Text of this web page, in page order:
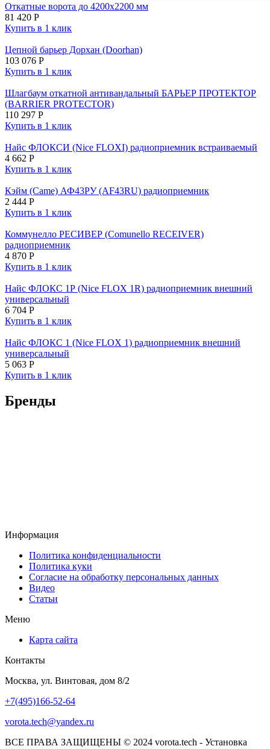
Откатные ворота до 4200х2200 мм
81 420 Р
Купить в 1 клик
Цепной барьер Дорхан (Doorhan)
103 076 Р
Купить в 1 клик
Шлагбаум откатной антивандальный БАРЬЕР ПРОТЕКТОР
(BARRIER PROTECTOR)
110 297 Р
Купить в 1 клик
Найс ФЛОКСИ (Nice FLOXI) радиоприемник встраиваемый
4 662 Р
Купить в 1 клик
Кэйм (Came) АФ43РУ (AF43RU) радиоприемник
2 444 Р
Купить в 1 клик
Коммунелло РЕСИВЕР (Comunello RECEIVER)
радиоприемник
4 870 Р
Купить в 1 клик
Найс ФЛОКС 1Р (Nice FLOX 1R) радиоприемник внешний
универсальный
6 704 Р
Купить в 1 клик
Найс ФЛОКС 1 (Nice FLOX 1) радиоприемник внешний
универсальный
5 063 Р
Купить в 1 клик
Бренды
Информация
Политика конфиденциальности
Политика куки
Согласие на обработку персональных данных
Видео
Статьи
Меню
Карта сайта
Контакты
Москва, ул. Винтовая, дом 8/2
+7(495)166-52-64
vorota.tech@yandex.ru
ВСЕ ПРАВА ЗАЩИЩЕНЫ © 2024 vorota.tech - Установка